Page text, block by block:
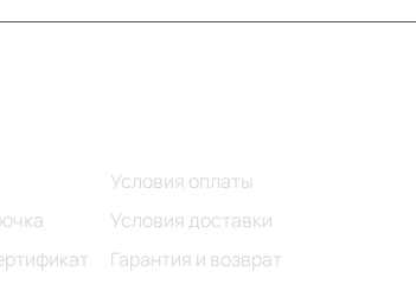
Условия оплаты
Условия доставки
Гарантия и возврат